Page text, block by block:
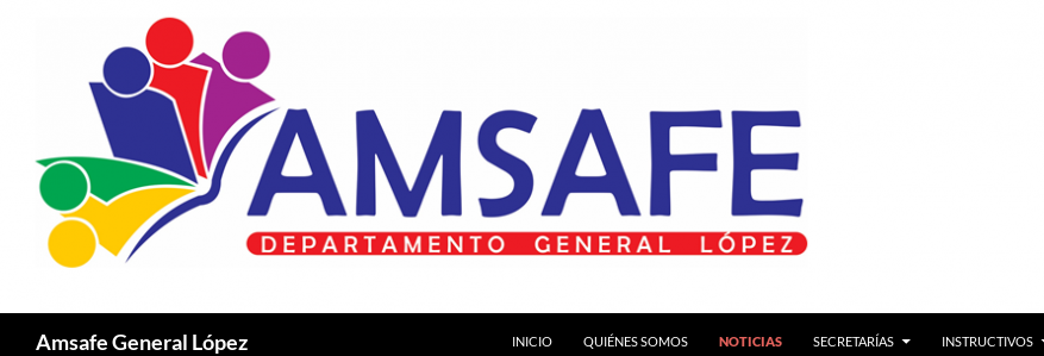
Amsafe General López
INICIO
QUIÉNES SOMOS NOTICIAS SECRETARÍAS INSTRUCTIVOS